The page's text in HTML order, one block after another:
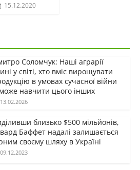
15.12.2020
Соломчук: Наші аграрії
у світі, хто вміє вирощувати
в умовах сучасної війни
навчити цього інших
13.02.2026
близько $500 мільйонів,
Баффет надалі залишається
своєму шляху в Україні
09.12.2023